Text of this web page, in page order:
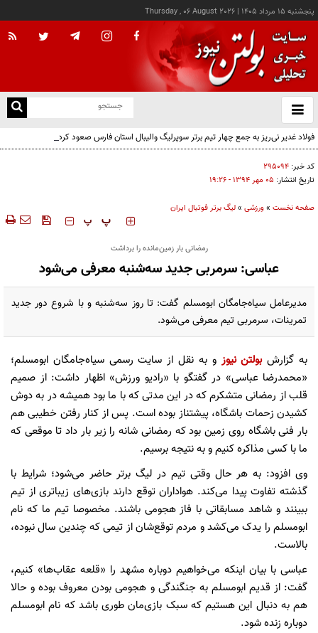
پنجشنبه ۱۵ مرداد ۱۴۰۵ |
Thursday , 06 August 2026
باز
و
فولاد غدیر نی‌ریز به جمع چهار تیم برتر سوپرلیگ والیبال استان فارس صعود کرد
کد خبر: ۲۹۵۰۹۴
تاریخ انتشار: ۰۵ مهر ۱۳۹۴ - ۱۹:۲۶
صفحه نخست »ورزشی »لیگ برتر فوتبال ایران
‍‍‍ پ پ
رمضانی بار زمین‌مانده را برداشت
عباسی: سرمربی جدید سه‌شنبه معرفی می‌شود
مدیرعامل سیاه‌جامگان ابومسلم گفت: تا روز سه‌شنبه و با شروع دور جدید
تمرینات، سرمربی تیم معرفی می‌شود.
به گزارشبولتن نیوز و به نقل از سایت رسمی سیاه‌جامگان ابومسلم؛
«محمدرضا عباسی» در گفتگو با «رادیو ورزش» اظهار داشت: از صمیم
قلب از رمضانی متشکرم که در این مدتی که با ما بود همیشه در به دوش
کشیدن زحمات باشگاه، پیشتناز بوده است. پس از کنار رفتن خطیبی هم
بار فنی باشگاه روی زمین بود که رمضانی شانه را زیر بار داد تا موقعی که
ما با کسی مذاکره کنیم و به نتیجه برسیم.
وی افزود: به هر حال وقتی تیم در لیگ برتر حاضر می‌شود؛ شرایط با
گذشته تفاوت پیدا می‌کند. هواداران توقع دارند بازی‌های زیباتری از تیم
ببینند و شاهد مسابقاتی با فاز هجومی باشند. مخصوصا تیم ما که نام
ابومسلم را یدک می‌کشد و مردم توقع‌شان از تیمی که چندین سال نبوده،
بالاست.
عباسی با بیان اینکه می‌خواهیم دوباره مشهد را «قلعه عقاب‌ها» کنیم،
گفت: از قدیم ابومسلم به جنگندگی و هجومی بودن معروف بوده و حالا
هم به دنبال این هستیم که سبک بازی‌مان طوری باشد که نام ابومسلم
دوباره زنده شود.